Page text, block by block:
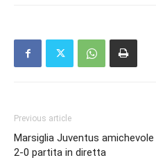
Previous article
Marsiglia Juventus amichevole
2-0 partita in diretta